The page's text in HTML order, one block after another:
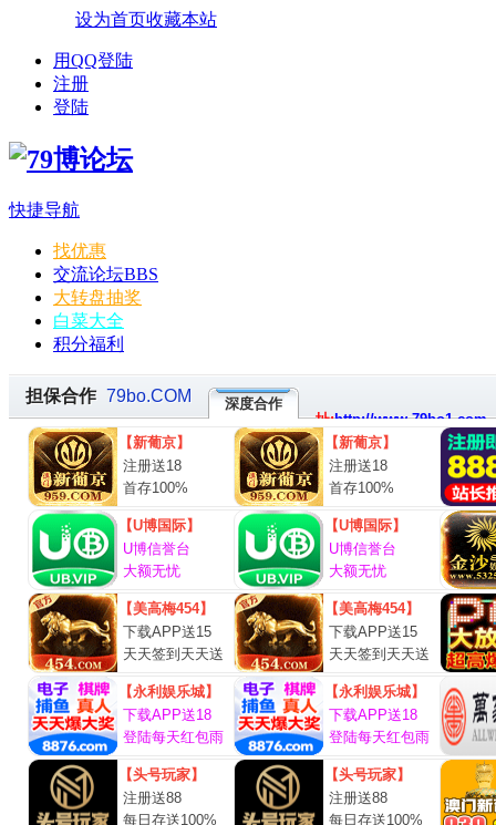
设为首页收藏本站
用QQ登陆
注册
登陆
快捷导航
找优惠
交流论坛BBS
大转盘抽奖
白菜大全
积分福利